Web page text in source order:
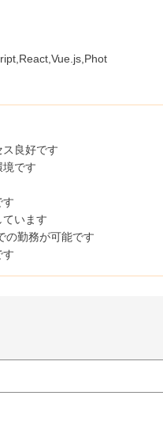
ス良好です
境です
す
ています
の勤務が可能です
す